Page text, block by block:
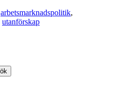
arbetsmarknadspolitik,
utanförskap